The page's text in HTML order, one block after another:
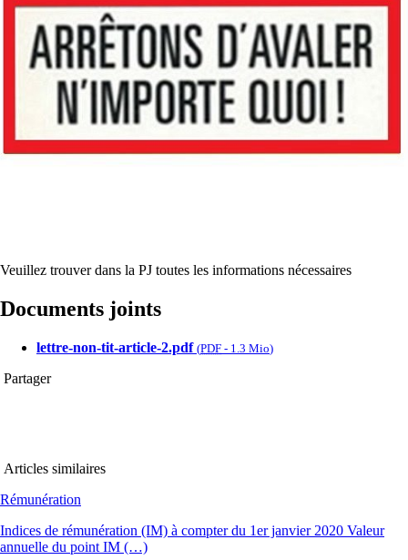
Veuillez trouver dans la PJ toutes les informations nécessaires
Documents joints
lettre-non-tit-article-2.pdf (PDF - 1.3 Mio)
Partager
Articles similaires
Rémunération
Indices de rémunération (IM) à compter du 1er janvier 2020 Valeur
annuelle du point IM (…)